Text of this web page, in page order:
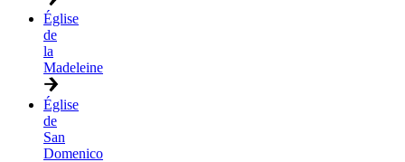
Église
de
la
Madeleine
Église
de
San
Domenico